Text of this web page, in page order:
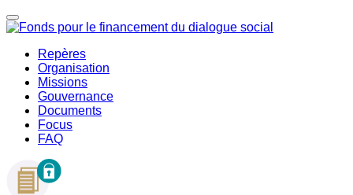
Repères
Organisation
Missions
Gouvernance
Documents
Focus
FAQ